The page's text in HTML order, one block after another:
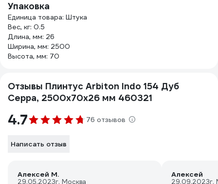
Упаковка
Единица товара: Штука
Вес, кг: 0.5
Длина, мм: 26
Ширина, мм: 2500
Высота, мм: 70
Отзывы Плинтус Arbiton Indo 154 Дуб
Серра, 2500x70x26 мм 460321
4.7 76 отзывов
Написать отзыв
Алексей М.
29.05.2023г. Москва
Алексей
29.09.2023г.